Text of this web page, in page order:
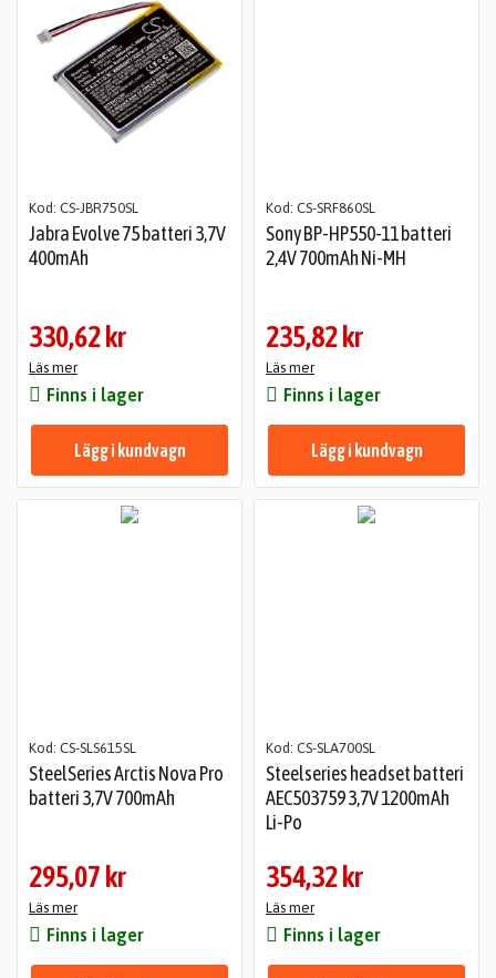
Kod: CS-JBR750SL
Jabra Evolve 75 batteri 3,7V
400mAh
330,62 kr
Läs mer
Finns i lager
Lägg i kundvagn
Kod: CS-SRF860SL
Sony BP-HP550-11 batteri
2,4V 700mAh Ni-MH
235,82 kr
Läs mer
Finns i lager
Lägg i kundvagn
Kod: CS-SLS615SL
SteelSeries Arctis Nova Pro
batteri 3,7V 700mAh
295,07 kr
Läs mer
Finns i lager
Kod: CS-SLA700SL
Steelseries headset batteri
AEC503759 3,7V 1200mAh
Li-Po
354,32 kr
Läs mer
Finns i lager